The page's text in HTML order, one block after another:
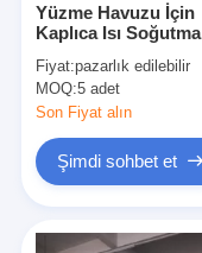
Yüzme Havuzu İçin
Kaplıca Isı Soğutma
Tasarrufu Otomatik
Buz Çözme
Fiyat:pazarlık edilebilir
MOQ:5 adet
Son Fiyat alın
Şimdi sohbet et